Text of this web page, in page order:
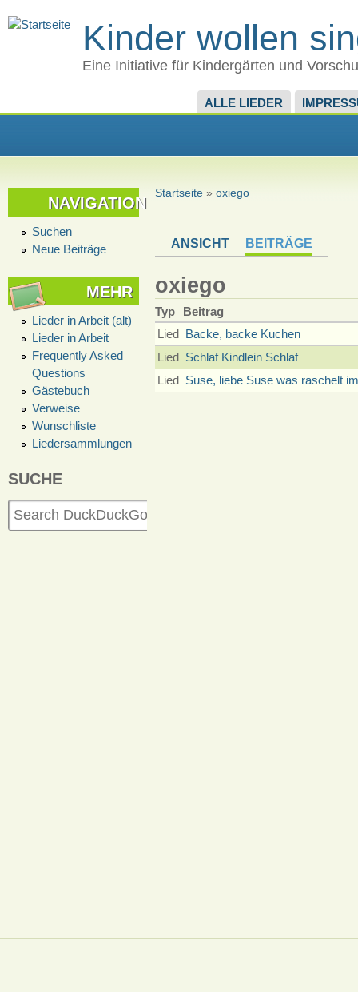
Kinder wollen
Eine Initiative für Kindergärten und
ALLE LIEDER
NAVIGATION
Suchen
Neue Beiträge
MEHR
Lieder in Arbeit (alt)
Lieder in Arbeit
Frequently Asked
Questions
Gästebuch
Verweise
Wunschliste
Liedersammlungen
SUCHE
Startseite» oxiego
ANSICHT BEITRÄGE
oxiego
Typ
Beitrag
Lied Backe, backe Kuchen
Lied Schlaf Kindlein Schlaf
Lied Suse, liebe Suse was raschelt